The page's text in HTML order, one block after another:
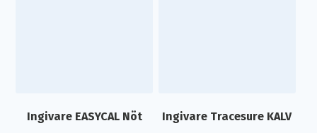
Ingivare EASYCAL Nöt Ingivare Tracesure KALV